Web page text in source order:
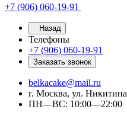
+7 (906) 060-19-91
Назад
Телефоны
+7 (906) 060-19-91
Заказать звонок
belkacake@mail.ru
г. Москва, ул. Никитина
ПН—ВС: 10:00—22:00